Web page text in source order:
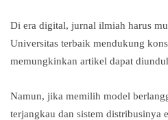
Di era digital, jurnal ilmiah harus
Universitas terbaik mendukung
memungkinkan artikel dapat
Namun, jika memilih model
terjangkau dan sistem distribusinya